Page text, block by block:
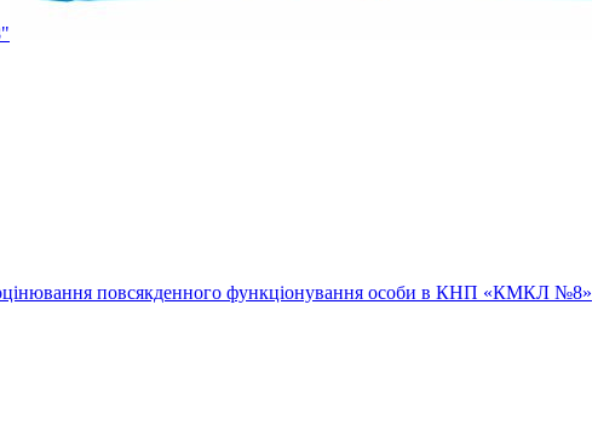
оцінювання повсякденного функціонування особи в КНП «КМКЛ №8»